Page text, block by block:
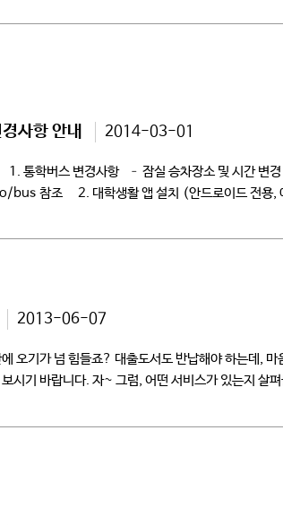
사항 안내 2014-03-01
1. 통학버스 변경사항 – 잠실 승차장소 및 시간
참조 2. 대학생활 앱 설치 (안드로이드 전용,
2013-06-07
오기가 넘 힘들죠? 대출도서도 반납해야 하는데,
해 보시기 바랍니다. 자~ 그럼, 어떤 서비스가